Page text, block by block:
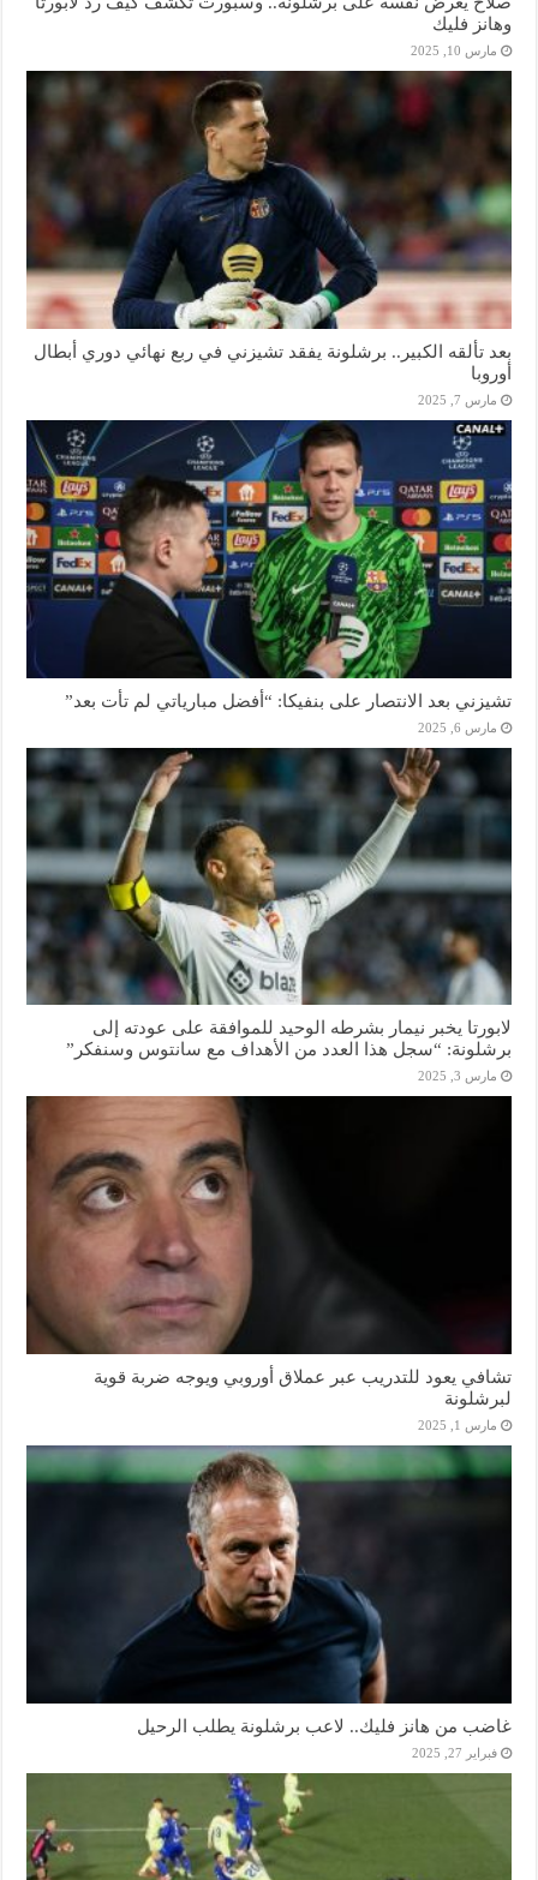
وهانز فليك
مارس 10, 2025
بعد تألقه الكبير.. برشلونة يفقد تشيزني في ربع نهائي دوري أبطال
أوروبا
مارس 7, 2025
تشيزني بعد الانتصار على بنفيكا: “أفضل مبارياتي لم تأت بعد”
مارس 6, 2025
لابورتا يخبر نيمار بشرطه الوحيد للموافقة على عودته إلى
برشلونة: “سجل هذا العدد من الأهداف مع سانتوس وسنفكر”
مارس 3, 2025
تشافي يعود للتدريب عبر عملاق أوروبي ويوجه ضربة قوية
لبرشلونة
مارس 1, 2025
غاضب من هانز فليك.. لاعب برشلونة يطلب الرحيل
فبراير 27, 2025